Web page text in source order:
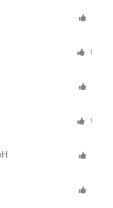
1
1